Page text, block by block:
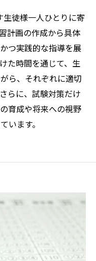
生徒様一人ひとりに寄
計画の作成から具体
つ実践的な指導を展
た時間を通じて、生
ら、それぞれに適切
らに、試験対策だけ
育成や将来への視野
います。